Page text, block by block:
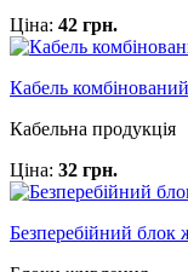
Ціна: 42 грн.
Кабель
Кабельна продукція
Ціна: 32 грн.
Безперебійний